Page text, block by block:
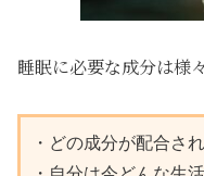
睡眠に必要な成分は様
・どの成分が配合さ